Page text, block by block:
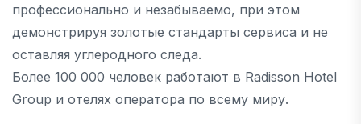
профессионально и незабываемо, при этом
демонстрируя золотые стандарты сервиса и не
оставляя углеродного следа.
Более 100 000 человек работают в Radisson Hotel
Group и отелях оператора по всему миру.